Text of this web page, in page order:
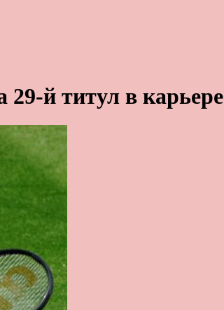
й титул в карьере